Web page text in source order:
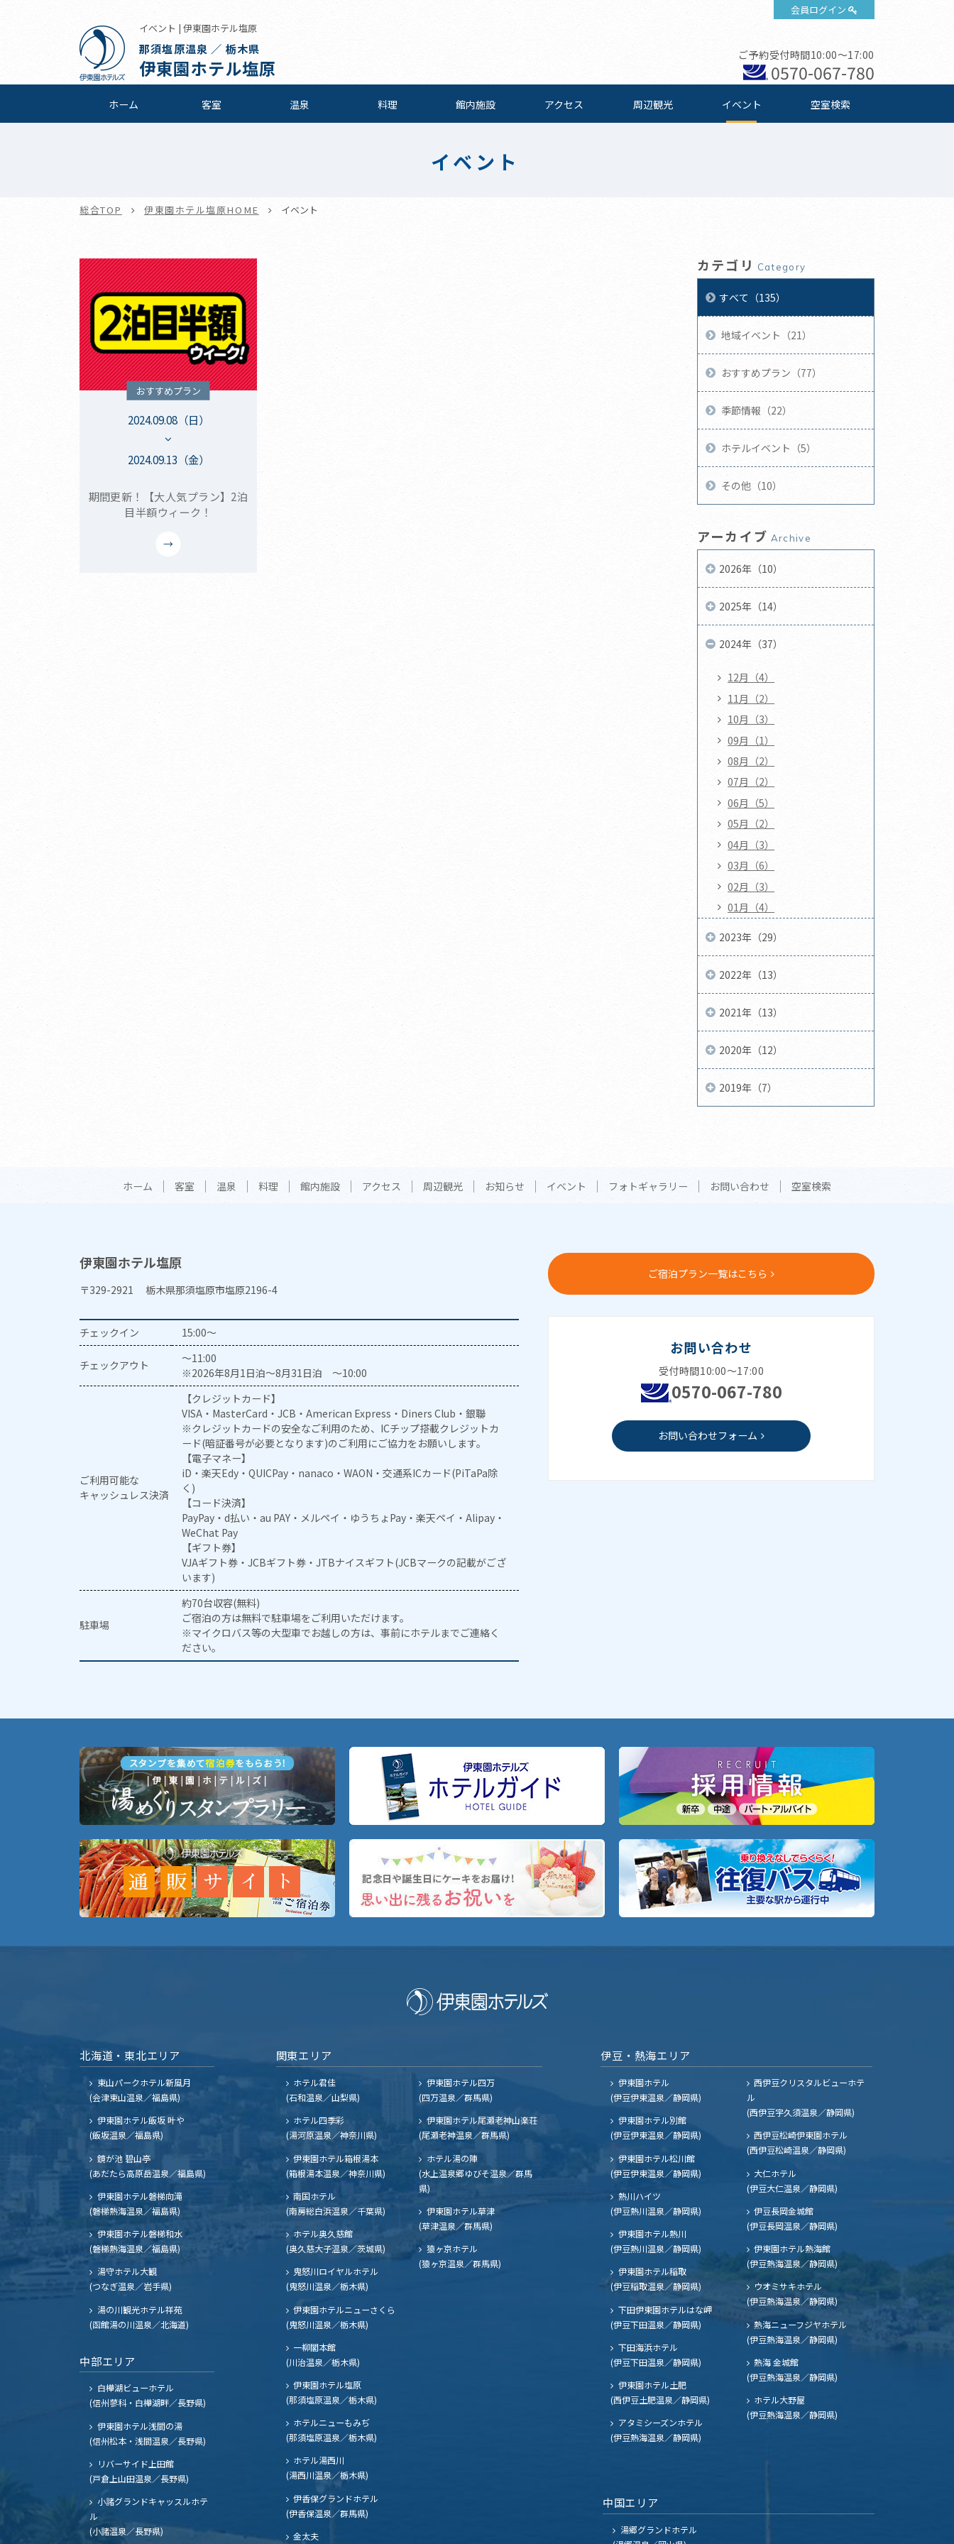
会員ログイン
イベント | 伊東園ホテル塩原
那須塩原温泉 ／ 栃木県
伊東園ホテル塩原
ご予約受付時間10:00～17:00
0570-067-780
ホーム 客室 温泉 料理 館内施設 アクセス 周辺観光 イベント 空室検索
イベント
総合TOP 伊東園ホテル塩原HOME イベント
おすすめプラン
2024.09.08（日）
2024.09.13（金）
期間更新！【大人気プラン】2泊
目半額ウィーク！
カテゴリ Category
すべて（135）
地域イベント（21）
おすすめプラン（77）
季節情報（22）
ホテルイベント（5）
その他（10）
アーカイブ Archive
2026年（10）
2025年（14）
2024年（37）
12月（4）
11月（2）
10月（3）
09月（1）
08月（2）
07月（2）
06月（5）
05月（2）
04月（3）
03月（6）
02月（3）
01月（4）
2023年（29）
2022年（13）
2021年（13）
2020年（12）
2019年（7）
ホーム 客室 温泉 料理 館内施設 アクセス 周辺観光 お知らせ イベント フォトギャラリー お問い合わせ 空室検索
伊東園ホテル塩原
〒329-2921 栃木県那須塩原市塩原2196-4
チェックイン 15:00～
チェックアウト
～11:00
※2026年8月1日泊～8月31日泊 ～10:00
ご利用可能な
キャッシュレス決済
【クレジットカード】
VISA・MasterCard・JCB・American Express・Diners Club・銀聯
※クレジットカードの安全なご利用のため、ICチップ搭載クレジットカ
ード(暗証番号が必要となります)のご利用にご協力をお願いします。
【電子マネー】
iD・楽天Edy・QUICPay・nanaco・WAON・交通系ICカード(PiTaPa除
く)
【コード決済】
PayPay・d払い・au PAY・メルペイ・ゆうちょPay・楽天ペイ・Alipay・
WeChat Pay
【ギフト券】
VJAギフト券・JCBギフト券・JTBナイスギフト(JCBマークの記載がござ
います)
駐車場
約70台収容(無料)
ご宿泊の方は無料で駐車場をご利用いただけます。
※マイクロバス等の大型車でお越しの方は、事前にホテルまでご連絡く
ださい。
ご宿泊プラン一覧はこちら
お問い合わせ
受付時間10:00～17:00
0570-067-780
お問い合わせフォーム
北海道・東北エリア
東山パークホテル新風月
(会津東山温泉／福島県)
伊東園ホテル飯坂 叶や
(飯坂温泉／福島県)
鏡が池 碧山亭
(あだたら高原岳温泉／福島県)
伊東園ホテル磐梯向滝
(磐梯熱海温泉／福島県)
伊東園ホテル磐梯和水
(磐梯熱海温泉／福島県)
湯守ホテル大観
(つなぎ温泉／岩手県)
湯の川観光ホテル祥苑
(函館湯の川温泉／北海道)
中部エリア
白樺湖ビューホテル
(信州蓼科・白樺湖畔／長野県)
伊東園ホテル浅間の湯
(信州松本・浅間温泉／長野県)
リバーサイド上田館
(戸倉上山田温泉／長野県)
小諸グランドキャッスルホテ
ル
(小諸温泉／長野県)
関東エリア
ホテル君佳
(石和温泉／山梨県)
ホテル四季彩
(湯河原温泉／神奈川県)
伊東園ホテル箱根湯本
(箱根湯本温泉／神奈川県)
南国ホテル
(南房総白浜温泉／千葉県)
ホテル奥久慈館
(奥久慈大子温泉／茨城県)
鬼怒川ロイヤルホテル
(鬼怒川温泉／栃木県)
伊東園ホテルニューさくら
(鬼怒川温泉／栃木県)
一柳閣本館
(川治温泉／栃木県)
伊東園ホテル塩原
(那須塩原温泉／栃木県)
ホテルニューもみぢ
(那須塩原温泉／栃木県)
ホテル湯西川
(湯西川温泉／栃木県)
伊香保グランドホテル
(伊香保温泉／群馬県)
金太夫
伊東園ホテル四万
(四万温泉／群馬県)
伊東園ホテル尾瀬老神山楽荘
(尾瀬老神温泉／群馬県)
ホテル湯の陣
(水上温泉郷ゆびそ温泉／群馬
県)
伊東園ホテル草津
(草津温泉／群馬県)
猿ヶ京ホテル
(猿ヶ京温泉／群馬県)
伊豆・熱海エリア
伊東園ホテル
(伊豆伊東温泉／静岡県)
伊東園ホテル別館
(伊豆伊東温泉／静岡県)
伊東園ホテル松川館
(伊豆伊東温泉／静岡県)
熱川ハイツ
(伊豆熱川温泉／静岡県)
伊東園ホテル熱川
(伊豆熱川温泉／静岡県)
伊東園ホテル稲取
(伊豆稲取温泉／静岡県)
下田伊東園ホテルはな岬
(伊豆下田温泉／静岡県)
下田海浜ホテル
(伊豆下田温泉／静岡県)
伊東園ホテル土肥
(西伊豆土肥温泉／静岡県)
西伊豆クリスタルビューホテ
ル
(西伊豆宇久須温泉／静岡県)
西伊豆松崎伊東園ホテル
(西伊豆松崎温泉／静岡県)
大仁ホテル
(伊豆大仁温泉／静岡県)
伊豆長岡金城館
(伊豆長岡温泉／静岡県)
伊東園ホテル熱海館
(伊豆熱海温泉／静岡県)
ウオミサキホテル
(伊豆熱海温泉／静岡県)
熱海ニューフジヤホテル
(伊豆熱海温泉／静岡県)
熱海 金城館
(伊豆熱海温泉／静岡県)
ホテル大野屋
(伊豆熱海温泉／静岡県)
アタミシーズンホテル
(伊豆熱海温泉／静岡県)
中国エリア
湯郷グランドホテル